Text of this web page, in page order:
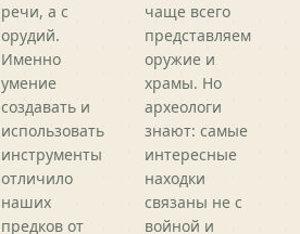
речи, а с
орудий.
Именно
умение
создавать и
использовать
инструменты
отличило
наших
предков от
чаще всего
представляем
оружие и
храмы. Но
археологи
знают: самые
интересные
находки
связаны не с
войной и